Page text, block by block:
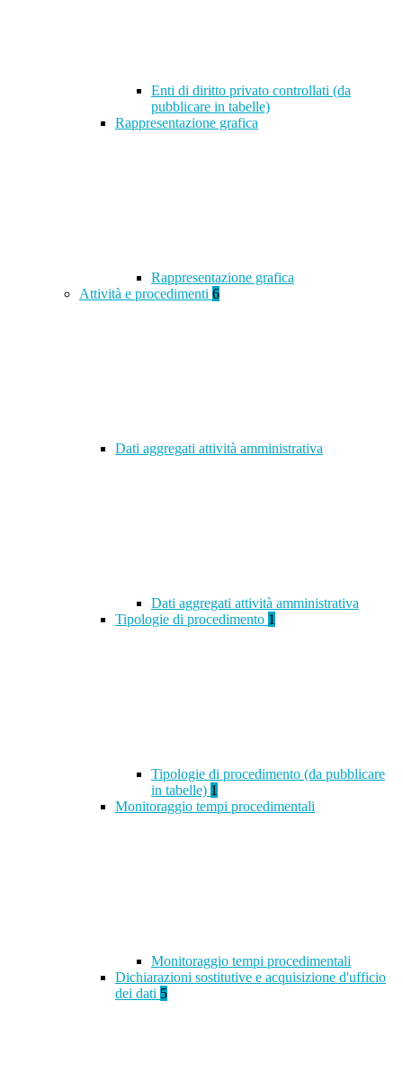
Enti di diritto privato controllati (da
pubblicare in tabelle)
Rappresentazione grafica
Rappresentazione grafica
Attività e procedimenti 6
Dati aggregati attività amministrativa
Dati aggregati attività amministrativa
Tipologie di procedimento 1
Tipologie di procedimento (da pubblicare
in tabelle) 1
Monitoraggio tempi procedimentali
Monitoraggio tempi procedimentali
Dichiarazioni sostitutive e acquisizione d'ufficio
dei dati 5